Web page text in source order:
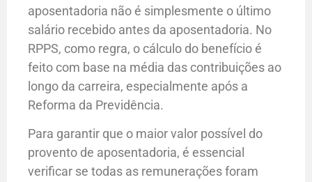
aposentadoria não é simplesmente o último
salário recebido antes da aposentadoria. No
RPPS, como regra, o cálculo do benefício é
feito com base na média das contribuições ao
longo da carreira, especialmente após a
Reforma da Previdência.
Para garantir que o maior valor possível do
provento de aposentadoria, é essencial
verificar se todas as remunerações foram